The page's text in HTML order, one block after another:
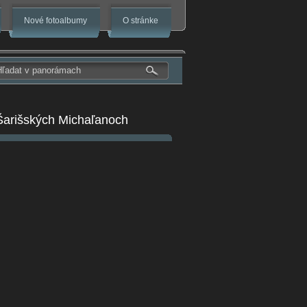
Nové fotoalbumy O stránke
Michaľanoch